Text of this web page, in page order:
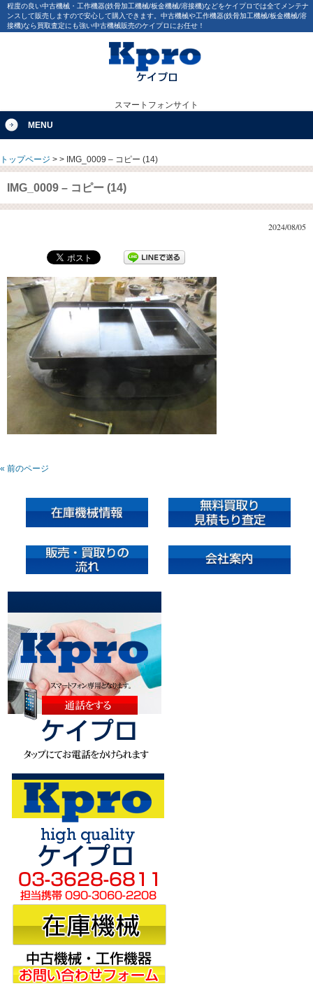
程度の良い中古機械・工作機器(鉄骨加工機械/板金機械/溶接機)などをケイプロでは全てメンテナ
ンスして販売しますので安心して購入できます。中古機械や工作機器(鉄骨加工機械/板金機械/溶
接機)なら買取査定にも強い中古機械販売のケイプロにお任せ！
スマートフォンサイト
MENU
トップページ > > IMG_0009 – コピー (14)
IMG_0009 – コピー (14)
2024/08/05
« 前のページ